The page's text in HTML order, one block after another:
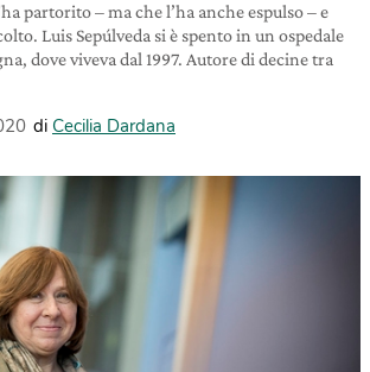
partorito – ma che l’ha anche espulso – e
Luis Sepúlveda si è spento in un ospedale
dove viveva dal 1997. Autore di decine tra
di Cecilia Dardana